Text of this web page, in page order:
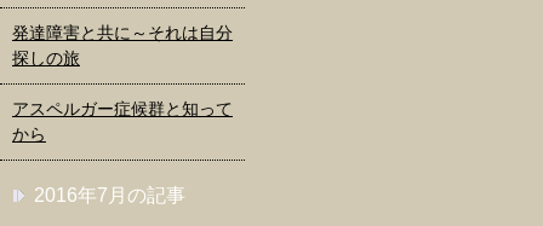
発達障害と共に～それは自分
探しの旅
アスペルガー症候群と知って
から
2016年7月の記事